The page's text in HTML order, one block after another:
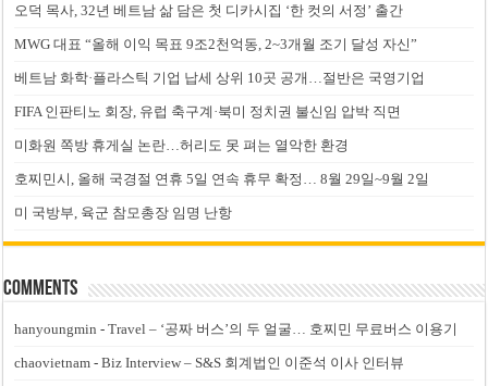
오덕 목사, 32년 베트남 삶 담은 첫 디카시집 ‘한 컷의 서정’ 출간
MWG 대표 “올해 이익 목표 9조2천억동, 2~3개월 조기 달성 자신”
베트남 화학·플라스틱 기업 납세 상위 10곳 공개…절반은 국영기업
FIFA 인판티노 회장, 유럽 축구계·북미 정치권 불신임 압박 직면
미화원 쪽방 휴게실 논란…허리도 못 펴는 열악한 환경
호찌민시, 올해 국경절 연휴 5일 연속 휴무 확정… 8월 29일~9월 2일
미 국방부, 육군 참모총장 임명 난항
Comments
hanyoungmin -Travel – ‘공짜 버스’의 두 얼굴… 호찌민 무료버스 이용기
chaovietnam -Biz Interview – S&S 회계법인 이준석 이사 인터뷰